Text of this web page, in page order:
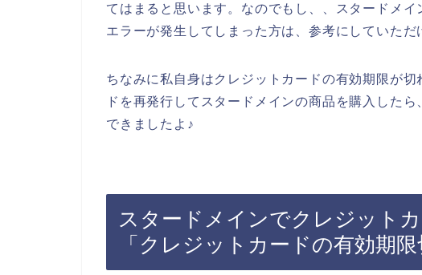
てはまると思います。なのでもし、、スタードメ
エラーが発生してしまった方は、参考にしていただ
ちなみに私自身はクレジットカードの有効期限が
ドを再発行してスタードメインの商品を購入した
できましたよ♪
スタードメインでクレジット
「クレジットカードの有効期限